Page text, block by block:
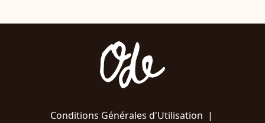
Conditions Générales d'Utilisation |